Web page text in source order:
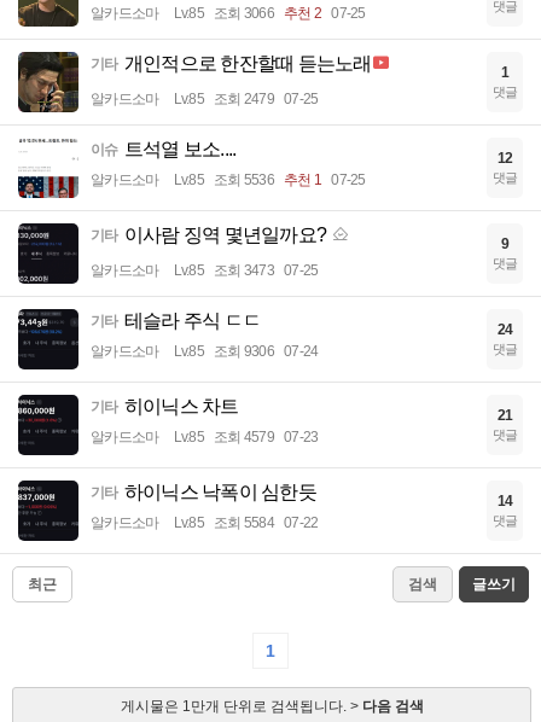
알카드소마 Lv.85 조회 3066 추천 2 07-25 댓글
기타 개인적으로 한잔할때 듣는노래
알카드소마 Lv.85 조회 2479 07-25
1
댓글
이슈 트석열 보소....
알카드소마 Lv.85 조회 5536 추천 1 07-25
12
댓글
기타 이사람 징역 몇년일까요?
알카드소마 Lv.85 조회 3473 07-25
9
댓글
기타 테슬라 주식 ㄷㄷ
알카드소마 Lv.85 조회 9306 07-24
24
댓글
기타 히이닉스 차트
알카드소마 Lv.85 조회 4579 07-23
21
댓글
기타 하이닉스 낙폭이 심한듯
알카드소마 Lv.85 조회 5584 07-22
14
댓글
최근 검색 글쓰기
1
게시물은 1만개 단위로 검색됩니다. > 다음 검색